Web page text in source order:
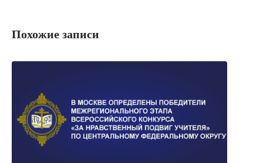
Похожие записи